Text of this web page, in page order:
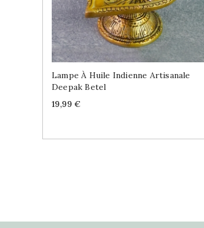
Lampe À Huile Indienne Artisanale
Deepak Betel
Price
19,99 €